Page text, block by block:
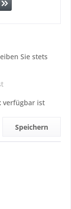
Sie stets
verfügbar ist
Speichern